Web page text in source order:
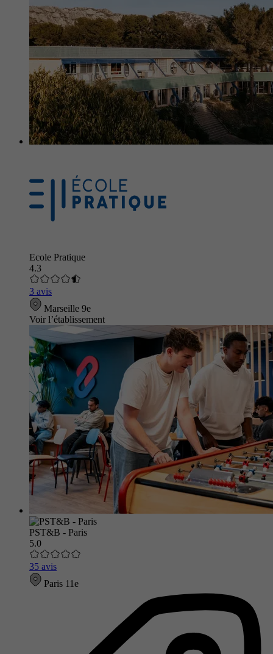
Ecole Pratique
4.3
3 avis
Marseille 9e
Voir l’établissement
PST&B - Paris
5.0
35 avis
Paris 11e